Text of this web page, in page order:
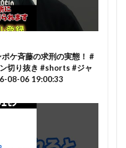
ポケ斉藤の求刑の実態！ #
切り抜き #shorts #ジャ
08-06 19:00:33